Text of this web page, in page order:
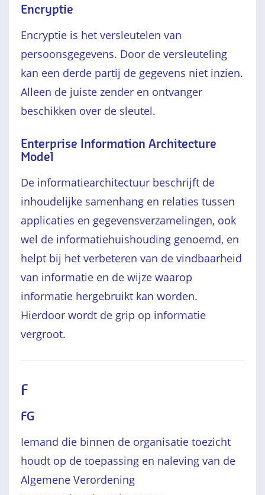
Encryptie
Encryptie is het versleutelen van
persoonsgegevens. Door de versleuteling
kan een derde partij de gegevens niet inzien.
Alleen de juiste zender en ontvanger
beschikken over de sleutel.
Enterprise Information Architecture
Model
De informatiearchitectuur beschrijft de
inhoudelijke samenhang en relaties tussen
applicaties en gegevensverzamelingen, ook
wel de informatiehuishouding genoemd, en
helpt bij het verbeteren van de vindbaarheid
van informatie en de wijze waarop
informatie hergebruikt kan worden.
Hierdoor wordt de grip op informatie
vergroot.
F
FG
Iemand die binnen de organisatie toezicht
houdt op de toepassing en naleving van de
Algemene Verordening